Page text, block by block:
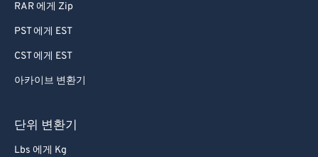
RAR 에게 Zip
PST 에게 EST
CST 에게 EST
아카이브 변환기
단위 변환기
Lbs 에게 Kg